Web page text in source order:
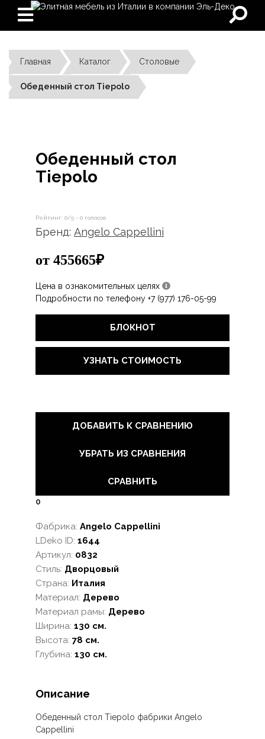
Главная Каталог Столовые
Обеденный стол Tiepolo
Обеденный стол
Tiepolo
Рейтинг: 0/5 - 0 голосов
Бренд: Angelo Cappellini
от 455665₽
Цена в ознакомительных целях
Подробности по телефону +7 (977) 176-05-99
БЛОКНОТ
УЗНАТЬ СТОИМОСТЬ
ДОБАВИТЬ К СРАВНЕНИЮ
УБРАТЬ ИЗ СРАВНЕНИЯ
СРАВНИТЬ
0
Фабрика: Angelo Cappellini
LDeko ID: 1644
Артикул: 0832
Стиль: Дворцовый
Страна: Италия
Материал: Дерево
Материал рамы: Дерево
Ширина: 130 см.
Высота: 78 см.
Глубина: 130 см.
Описание
Обеденный стол Tiepolo фабрики Angelo
Cappellini